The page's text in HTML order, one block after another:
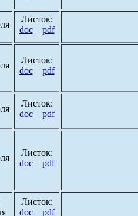
Листок:
doc
pdf
Листок:
doc
pdf
Листок:
doc
pdf
Листок:
doc
pdf
Листок:
doc
pdf